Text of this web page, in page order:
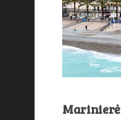
Marinierė
UNESCO(8)